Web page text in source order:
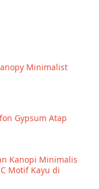
Minimalist
Gypsum Atap
Kanopi Minimalis
Motif Kayu di